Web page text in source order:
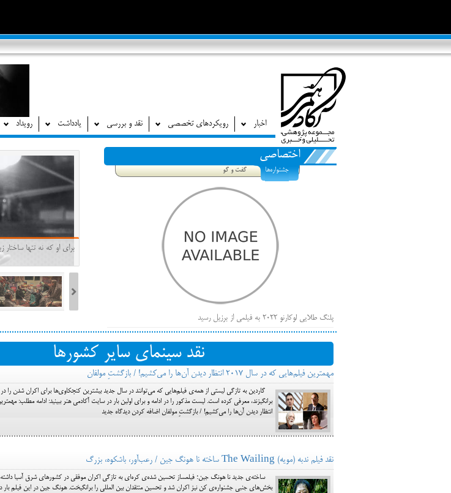
اخبار رویکردهای تخصصی نقد و بررسی یادداشت رویداد
اختصاصی
جشنواره‌ها گفت و گو
پلنگ طلایی لوکارنو ۲۰۲۲ به فیلمی از برزیل رسید
فهرست فیلم‌های بخش مسابقه جشنواره فیلم ونیز ۲۰۲۲ مشخص شد، سهم پررنگ
ایرانی‌ها
بیرون راندن فیلم‌های منتسب به حامیان کرملین از جشنواره کن، راه برای مستقل‌ها
باز است
برای او که نه تنها
نقد سینمای سایر کشورها
مهمترین فیلم‌هایی که در سال 2017 انتظار دیدن آن‌ها را می‌کشیم! / بازگشتِ مولفان
گاردین به تازگی لیستی از همه‌ی فیلم‌هایی که می‌توانند در سال جدید بیشترین کنجکاوی‌ها برای اکران شدن را
انتظار دیدن آن‌ها را می‌کشیم! / بازگشتِ مولفان اضافه کردن دیدگاه جدید
نقد فیلم ندبه (مویه) The Wailing ساخته نا هونگ جین / رعب‌آور، باشکوه، بزرگ
ساخته‌ی جدید نا هونگ جین؛ فیلمساز تحسین شده‌ی کره‌ای به تازگی اکران موفقی در کشورهای شرق آسیا داشته
بخش‌های جنبی جشنواره‌ی کن نیز اکران شد و تحسین منتقدان بین المللی را برانگیخت. هونگ جین در این فیلم بار